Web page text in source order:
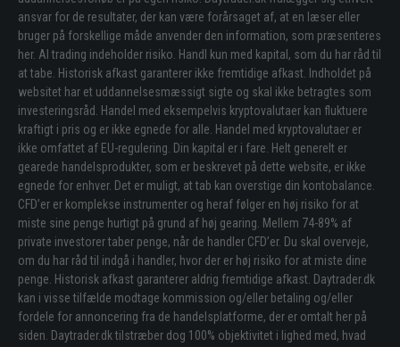
ansvar for de resultater, der kan være forårsaget af, at en læser eller
bruger på forskellige måde anvender den information, som præsenteres
her. Al trading indeholder risiko. Handl kun med kapital, som du har råd til
at tabe. Historisk afkast garanterer ikke fremtidige afkast. Indholdet på
websitet har et uddannelsesmæssigt sigte og skal ikke betragtes som
investeringsråd. Handel med eksempelvis kryptovalutaer kan fluktuere
kraftigt i pris og er ikke egnede for alle. Handel med kryptovalutaer er
ikke omfattet af EU-regulering. Din kapital er i fare. Helt generelt er
gearede handelsprodukter, som er beskrevet på dette website, er ikke
egnede for enhver. Det er muligt, at tab kan overstige din kontobalance.
CFD’er er komplekse instrumenter og heraf følger en høj risiko for at
miste sine penge hurtigt på grund af høj gearing. Mellem 74-89% af
private investorer taber penge, når de handler CFD’er. Du skal overveje,
om du har råd til indgå i handler, hvor der er høj risiko for at miste dine
penge. Historisk afkast garanterer aldrig fremtidige afkast. Daytrader.dk
kan i visse tilfælde modtage kommission og/eller betaling og/eller
fordele for annoncering fra de handelsplatforme, der er omtalt her på
siden. Daytrader.dk tilstræber dog 100% objektivitet i lighed med, hvad